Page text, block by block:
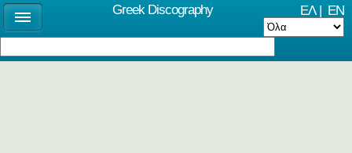
ΕΛ| EN
Greek Discography